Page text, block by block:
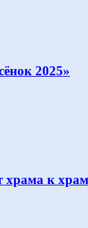
2025»
храма к